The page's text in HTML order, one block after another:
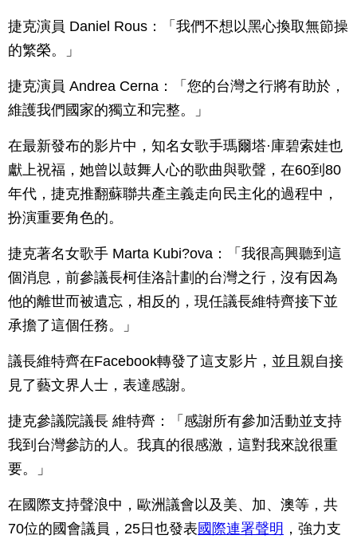
捷克演員 Daniel Rous：「我們不想以黑心換取無節操
的繁榮。」
捷克演員 Andrea Cerna：「您的台灣之行將有助於，
維護我們國家的獨立和完整。」
在最新發布的影片中，知名女歌手瑪爾塔·庫碧索娃也
獻上祝福，她曾以鼓舞人心的歌曲與歌聲，在60到80
年代，捷克推翻蘇聯共產主義走向民主化的過程中，
扮演重要角色的。
捷克著名女歌手 Marta Kubi?ova：「我很高興聽到這
個消息，前參議長柯佳洛計劃的台灣之行，沒有因為
他的離世而被遺忘，相反的，現任議長維特齊接下並
承擔了這個任務。」
議長維特齊在Facebook轉發了這支影片，並且親自接
見了藝文界人士，表達感謝。
捷克參議院議長 維特齊：「感謝所有參加活動並支持
我到台灣參訪的人。我真的很感激，這對我來說很重
要。」
在國際支持聲浪中，歐洲議會以及美、加、澳等，共
70位的國會議員，25日也發表 國際連署聲明 ，強力支